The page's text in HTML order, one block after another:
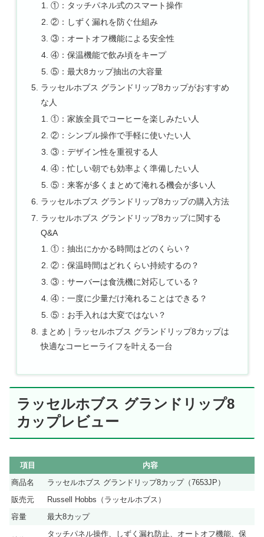
①：タッチパネル式のスマート操作
②：しずく漏れを防ぐ仕組み
③：オートオフ機能による安全性
④：保温機能で飲み頃をキープ
⑤：最大8カップ抽出の大容量
ラッセルホブス グランドリップ8カップがおすすめ
な人
①：家族全員でコーヒーを楽しみたい人
②：シンプル操作で手軽に使いたい人
③：デザイン性を重視する人
④：忙しい朝でも効率よく準備したい人
⑤：来客が多くまとめて淹れる機会が多い人
ラッセルホブス グランドリップ8カップの購入方法
ラッセルホブス グランドリップ8カップに関する
Q&A
①：抽出にかかる時間はどのくらい？
②：保温時間はどれくらい持続するの？
③：サーバーは食洗機に対応している？
④：一度に少量だけ淹れることはできる？
⑤：お手入れは大変ではない？
まとめ｜ラッセルホブス グランドリップ8カップは
快適なコーヒーライフを叶える一台
ラッセルホブス グランドリップ8
カップレビュー
項目
内容
商品名
ラッセルホブス グランドリップ8カップ（7653JP）
販売元
Russell Hobbs（ラッセルホブス）
容量
最大8カップ
タッチパネル操作、しずく漏れ防止、オートオフ機能、保